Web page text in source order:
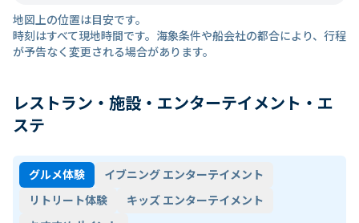
地図上の位置は目安です。
時刻はすべて現地時間です。海象条件や船会社の都合により、行程
が予告なく変更される場合があります。
レストラン・施設・エンターテイメント・エ
ステ
グルメ体験
イブニング エンターテイメント
リトリート体験
キッズ エンターテイメント